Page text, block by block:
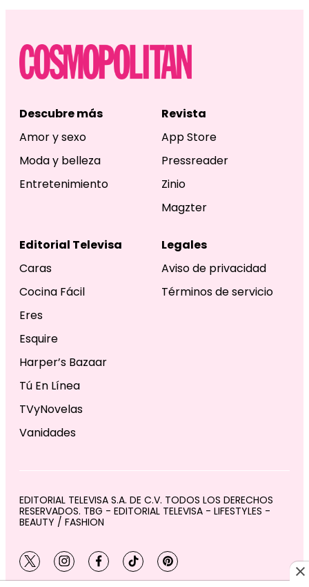
Descubre más
Amor y sexo
Moda y belleza
Entretenimiento
Revista
App Store
Pressreader
Zinio
Magzter
Editorial Televisa
Caras
Cocina Fácil
Eres
Esquire
Harper’s Bazaar
Tú En Línea
TVyNovelas
Vanidades
Legales
Aviso de privacidad
Términos de servicio
EDITORIAL TELEVISA S.A. DE C.V. TODOS LOS DERECHOS
RESERVADOS. TBG - EDITORIAL TELEVISA - LIFESTYLES -
BEAUTY / FASHION
twitterinstagram
facebooktiktokpinterest